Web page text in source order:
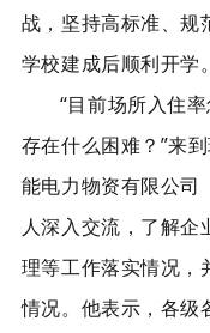
战，坚持高标准、规
学校建成后顺利开学。
“目前场所入住
存在什么困难？”来到
能电力物资有限公司
人深入交流，了解企
理等工作落实情况，
情况。他表示，各级